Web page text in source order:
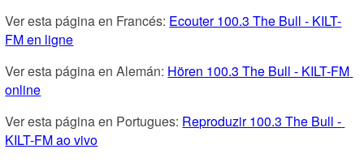
Ver esta página en Francés: Ecouter 100.3 The Bull - KILT-
FM en ligne
Ver esta página en Alemán: Hören 100.3 The Bull - KILT-FM
online
Ver esta página en Portugues: Reproduzir 100.3 The Bull -
KILT-FM ao vivo